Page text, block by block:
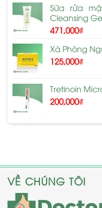
Sữa rửa
Cleansing
471,000₫
Xà Phòng
125,000₫
Tretinoin
200,000₫
VỀ CHÚNG TÔI